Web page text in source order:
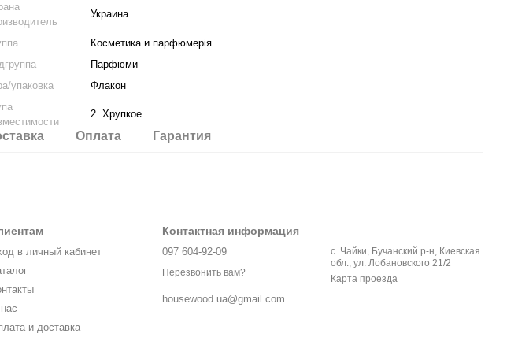
Украина
Косметика и парфюмерія
Парфюми
упаковка
Флакон
2. Хрупкое
Оплата Гарантия
в личный кабинет
и доставка
Контактная информация
097 604-92-09
Перезвонить вам?
housewood.ua@gmail.com
с. Чайки, Бучанский р-н, Киевская
обл., ул. Лобановского 21/2
Карта проезда